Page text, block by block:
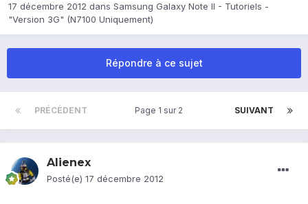
17 décembre 2012 dans Samsung Galaxy Note II - Tutoriels -
"Version 3G" (N7100 Uniquement)
Répondre à ce sujet
PRÉCÉDENT SUIVANT
Page 1 sur 2
Alienex
Posté(e) 17 décembre 2012